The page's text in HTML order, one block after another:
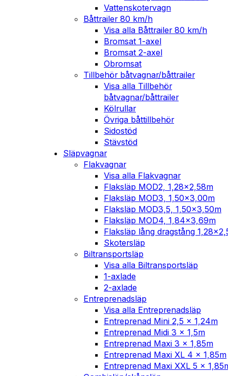
Vattenskotervagn
Båttrailer 80 km/h
Visa alla Båttrailer 80 km/h
Bromsat 1-axel
Bromsat 2-axel
Obromsat
Tillbehör båtvagnar/båttrailer
Visa alla Tillbehör
båtvagnar/båttrailer
Kölrullar
Övriga båttillbehör
Sidostöd
Stävstöd
Släpvagnar
Flakvagnar
Visa alla Flakvagnar
Flaksläp MOD2, 1,28×2,58m
Flaksläp MOD3, 1,50×3,00m
Flaksläp MOD3,5, 1,50×3,50m
Flaksläp MOD4, 1,84×3,69m
Flaksläp lång dragstång
Skotersläp
Biltransportsläp
Visa alla Biltransportsläp
1-axlade
2-axlade
Entreprenadsläp
Visa alla Entreprenadsläp
Entreprenad Mini 2,5 x 1,24m
Entreprenad Midi 3 x 1,5m
Entreprenad Maxi 3 x 1,85m
Entreprenad Maxi XL 4 x 1,85m
Entreprenad Maxi XXL 5 x